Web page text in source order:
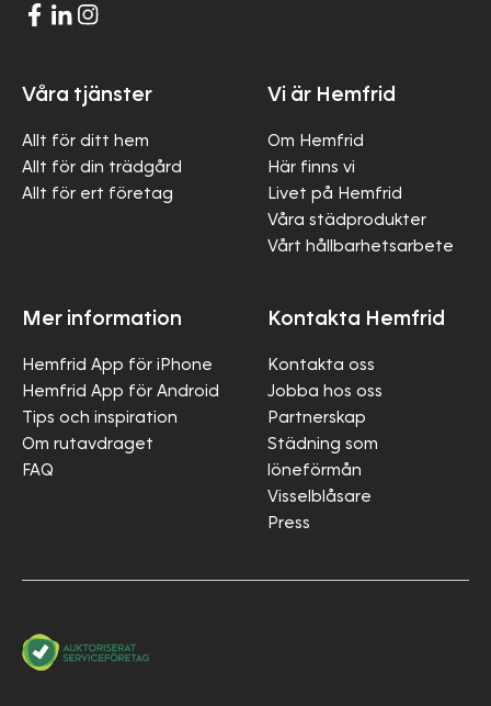
Våra tjänster
Allt för ditt hem
Allt för din trädgård
Allt för ert företag
Vi är Hemfrid
Om Hemfrid
Här finns vi
Livet på Hemfrid
Våra städprodukter
Vårt hållbarhetsarbete
Mer information
Hemfrid App för iPhone
Hemfrid App för Android
Tips och inspiration
Om rutavdraget
FAQ
Kontakta Hemfrid
Kontakta oss
Jobba hos oss
Partnerskap
Städning som
löneförmån
Visselblåsare
Press